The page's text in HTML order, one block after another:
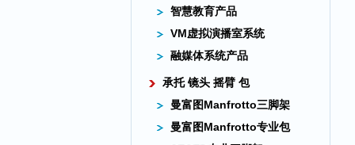
智慧教育产品
VM虚拟演播室系统
融媒体系统产品
承托 镜头 摇臂 包
曼富图Manfrotto三脚架
曼富图Manfrotto专业包